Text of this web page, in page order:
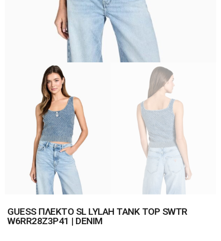
GUESS ΠΛΕΚΤΟ SL LYLAH TANK TOP SWTR
W6RR28Z3P41 | DENIM